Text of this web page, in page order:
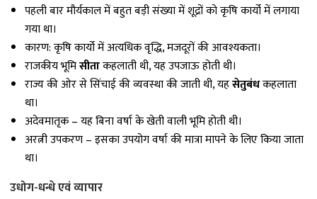
पहली बार मौर्यकाल में बहुत बड़ी संख्या में शूद्रों को कृषि कार्यो में लगाया
गया था।
कारण: कृषि कार्यो में अत्यधिक वृद्धि, मजदूरों की आवश्यकता।
राजकीय भूमिसीताकहलाती थी, यह उपजाऊ होती थी।
राज्य की ओर से सिंचाई की व्यवस्था की जाती थी, यहसेतुबंधकहलाता
था।
अदेवमातृक – यह बिना वर्षा के खेती वाली भूमि होती थी।
अरत्नी उपकरण – इसका उपयोग वर्षा की मात्रा मापने के लिए किया जाता
था।
उधोग-धन्धे एवं व्यापार